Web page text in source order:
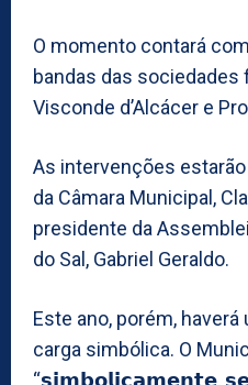
O momento contará
bandas das
Visconde d’Alcácer e
As intervenções
da Câmara Municipal,
presidente da
do Sal, Gabriel Geraldo.
Este ano, porém,
carga simbólica. O
“𝘀𝗶𝗺𝗯𝗼𝗹𝗶𝗰𝗮𝗺𝗲𝗻𝘁𝗲,